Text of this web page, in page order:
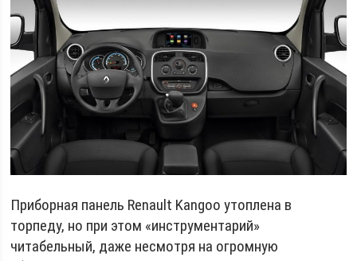
Приборная панель Renault Kangoo утоплена в
торпеду, но при этом «инструментарий»
читабельный, даже несмотря на огромную